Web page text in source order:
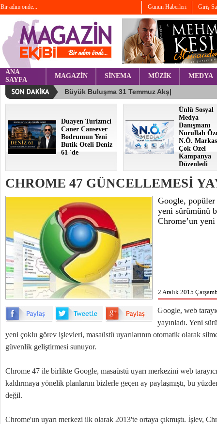
Bir adım önde... Günün Haberleri Giriş
ANA
SAYFA
MAGAZİN SİNEMA MÜZİK MEDYA
Duayen Turizmci
Caner Cansever
Bodrumun Yeni
Butik Oteli Deniz
61 'de
Ünlü Sosyal
Medya
Danışmanı
Nurullah
N.Ö.
Çok Özel
Kampanya
Düzenledi
CHROME 47 GÜNCELLEMESİ
Google, popüler
yeni sürümünü
Chrome’un
2 Aralık 2015
Google, web
yayınladı. Yeni
yeni çoklu görev işlevleri, masaüstü uyarılarının otomatik olarak
güvenlik geliştirmesi sunuyor.
Chrome 47 ile birlikte Google, masaüstü uyarı merkezini web
kaldırmaya yönelik planlarını bizlerle geçen ay paylaşmıştı, bu
değil.
Chrome'un uyarı merkezi ilk olarak 2013'te ortaya çıkmıştı. İşlev,